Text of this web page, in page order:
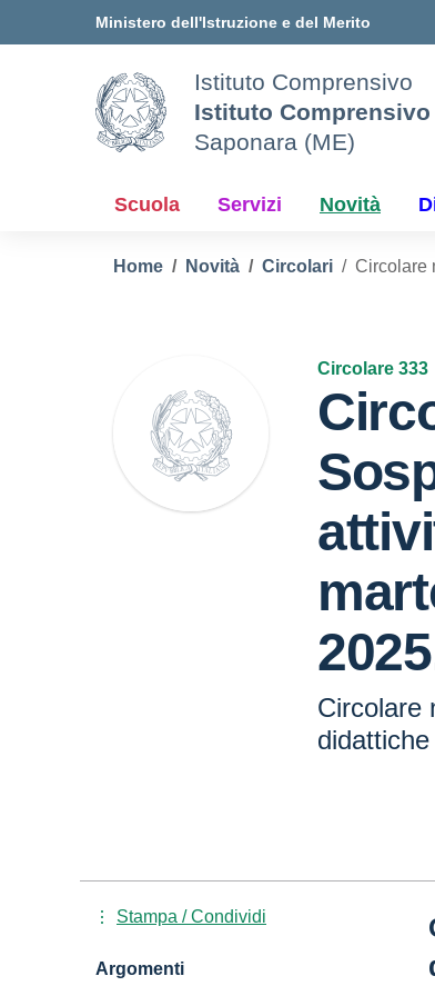
Ministero dell'Istruzione e del Merito
Istituto Comprensivo
Istituto Comprensivo
Saponara (ME)
Scuola Servizi Novità
Home Novità Circolari Circolare
Circolare 333
Circolare
Stampa / Condividi
Argomenti